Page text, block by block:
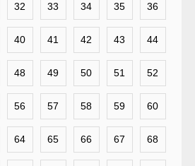
32 33 34 35 36
40 41 42 43 44
48 49 50 51 52
56 57 58 59 60
64 65 66 67 68